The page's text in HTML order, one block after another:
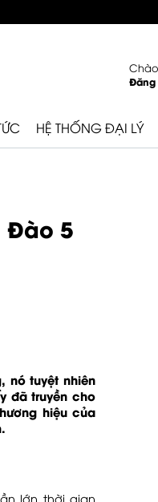
Đăng
HỆ THỐNG ĐẠI LÝ
Đào 5
nó tuyệt nhiên
đã truyền cho
hiệu của
lớn thời gian